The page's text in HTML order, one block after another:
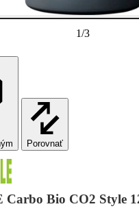
1/3
Porovnať
Carbo Bio CO2 Style